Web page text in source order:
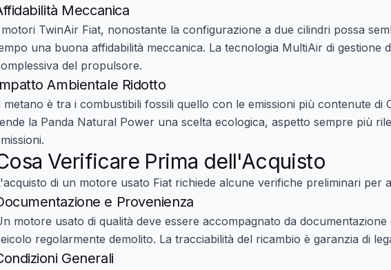
Meccanica
TwinAir Fiat, nonostante la configurazione a due cilindri possa
una buona affidabilità meccanica. La tecnologia MultiAir di gestione
del propulsore.
Ambientale Ridotto
metano è tra i combustibili fossili quello con le emissioni più contenute di
la Panda Natural Power una scelta ecologica, aspetto sempre più
Verificare Prima dell'Acquisto
di un motore usato Fiat richiede alcune verifiche preliminari per
e Provenienza
motore usato di qualità deve essere accompagnato da
regolarmente demolito. La tracciabilità del ricambio è garanzia di
Generali